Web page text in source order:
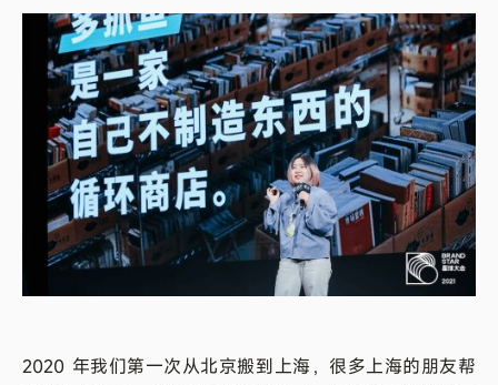
2020 年我们第一次从北京搬到上海，很多上海的朋友帮